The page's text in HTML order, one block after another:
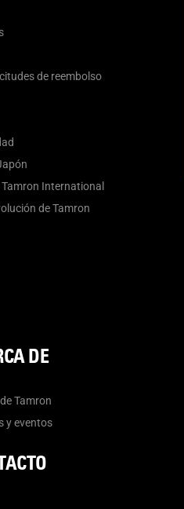
de reembolso
International
de Tamron
DE
Tamron
y eventos